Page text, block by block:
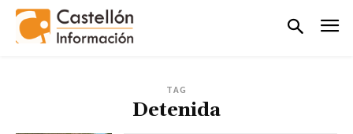
TAG
Detenida